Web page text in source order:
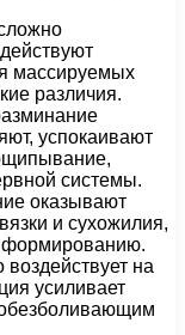
массируемых
различия.
успокаивают
системы.
оказывают
и сухожилия,
формированию.
воздействует на
усиливает